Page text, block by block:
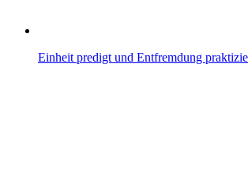
Einheit predigt und Entfremdung